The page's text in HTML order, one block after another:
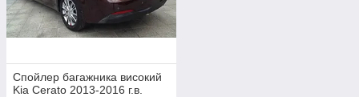
Спойлер багажника високий
Kia Cerato 2013-2016 г.в.